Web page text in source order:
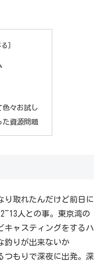
色々お試し
た資源問題
り取れたんだけど前日に
人との事。東京湾の
キャスティングをするハ
釣りが出来ないか
つもりで深夜に出発。深